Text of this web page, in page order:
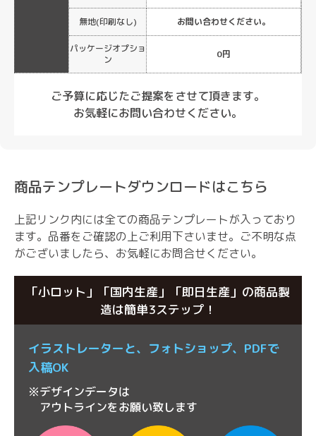
無地(印刷なし) お問い合わせください。
パッケージオプショ
ン
0円
ご予算に応じたご提案をさせて頂きます。
お気軽にお問い合わせください。
商品テンプレートダウンロードはこちら
上記リンク内には全ての商品テンプレートが入っており
ます。品番をご確認の上ご利用下さいませ。 ご不明な点
がございましたら、お気軽にお問合せください。
「小ロット」「国内生産」「即日生産」の商品製
造は簡単3ステップ！
イラストレーターと、 フォトショップ、 PDFで
入稿OK
※デザインデータは
アウトラインをお願い致します